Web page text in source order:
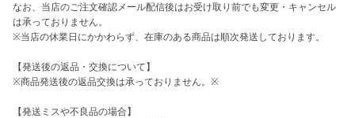
なお、当店のご注文確認メール配信後はお受け取り前でも変更・キャンセル
は承っておりません。
※当店の休業日にかかわらず、在庫のある商品は順次発送しております。
【発送後の返品・交換について】
※商品発送後の返品交換は承っておりません。※
【発送ミスや不良品の場合】